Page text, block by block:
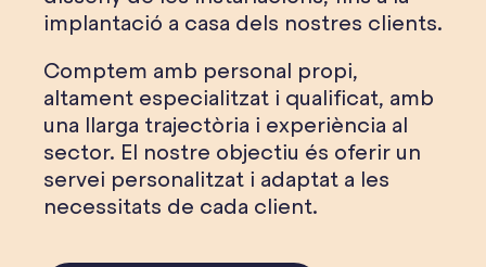
implantació a casa dels nostres clients.
Comptem amb personal propi,
altament especialitzat i qualificat, amb
una llarga trajectòria i experiència al
sector. El nostre objectiu és oferir un
servei personalitzat i adaptat a les
necessitats de cada client.